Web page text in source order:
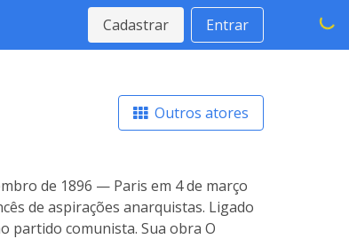
Cadastrar Entrar
Outros atores
de 1896 — Paris em 4 de março
de aspirações anarquistas. Ligado
partido comunista. Sua obra O